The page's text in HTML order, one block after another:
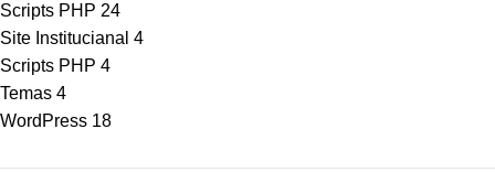
Scripts PHP 24
Site Institucianal 4
Scripts PHP 4
Temas 4
WordPress 18